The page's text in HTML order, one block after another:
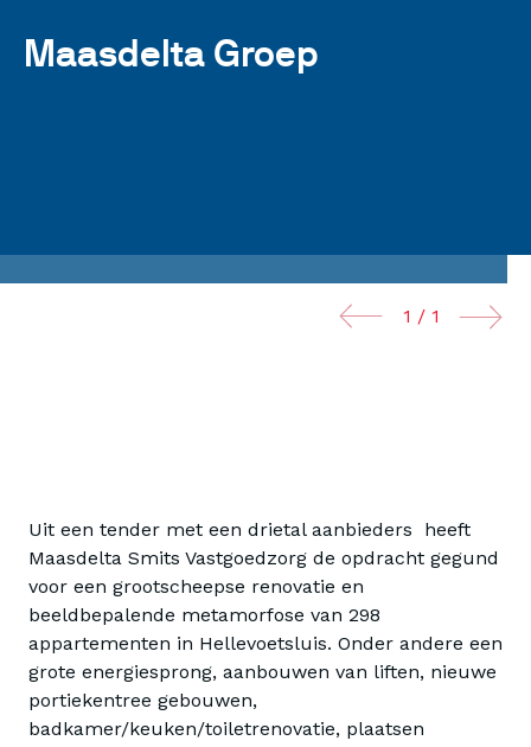
Maasdelta Groep
1 / 1
Uit een tender met een drietal aanbieders heeft
Maasdelta Smits Vastgoedzorg de opdracht gegund
voor een grootscheepse renovatie en
beeldbepalende metamorfose van 298
appartementen in Hellevoetsluis. Onder andere een
grote energiesprong, aanbouwen van liften, nieuwe
portiekentree gebouwen,
badkamer/keuken/toiletrenovatie, plaatsen